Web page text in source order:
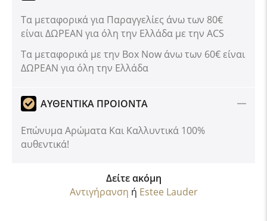
Τα μεταφορικά για Παραγγελίες άνω των 80€
είναι ΔΩΡΕΑΝ για όλη την Ελλάδα με την ACS
Tα μεταφορικά με την Box Now άνω των 60€ είναι
ΔΩΡΕΑΝ για όλη την Ελλάδα
ΑΥΘΕΝΤΙΚΑ ΠΡΟΙΟΝΤΑ
Επώνυμα Αρώματα Και Καλλυντικά 100%
αυθεντικά!
Δείτε ακόμη
Αντιγήρανση ή Estee Lauder